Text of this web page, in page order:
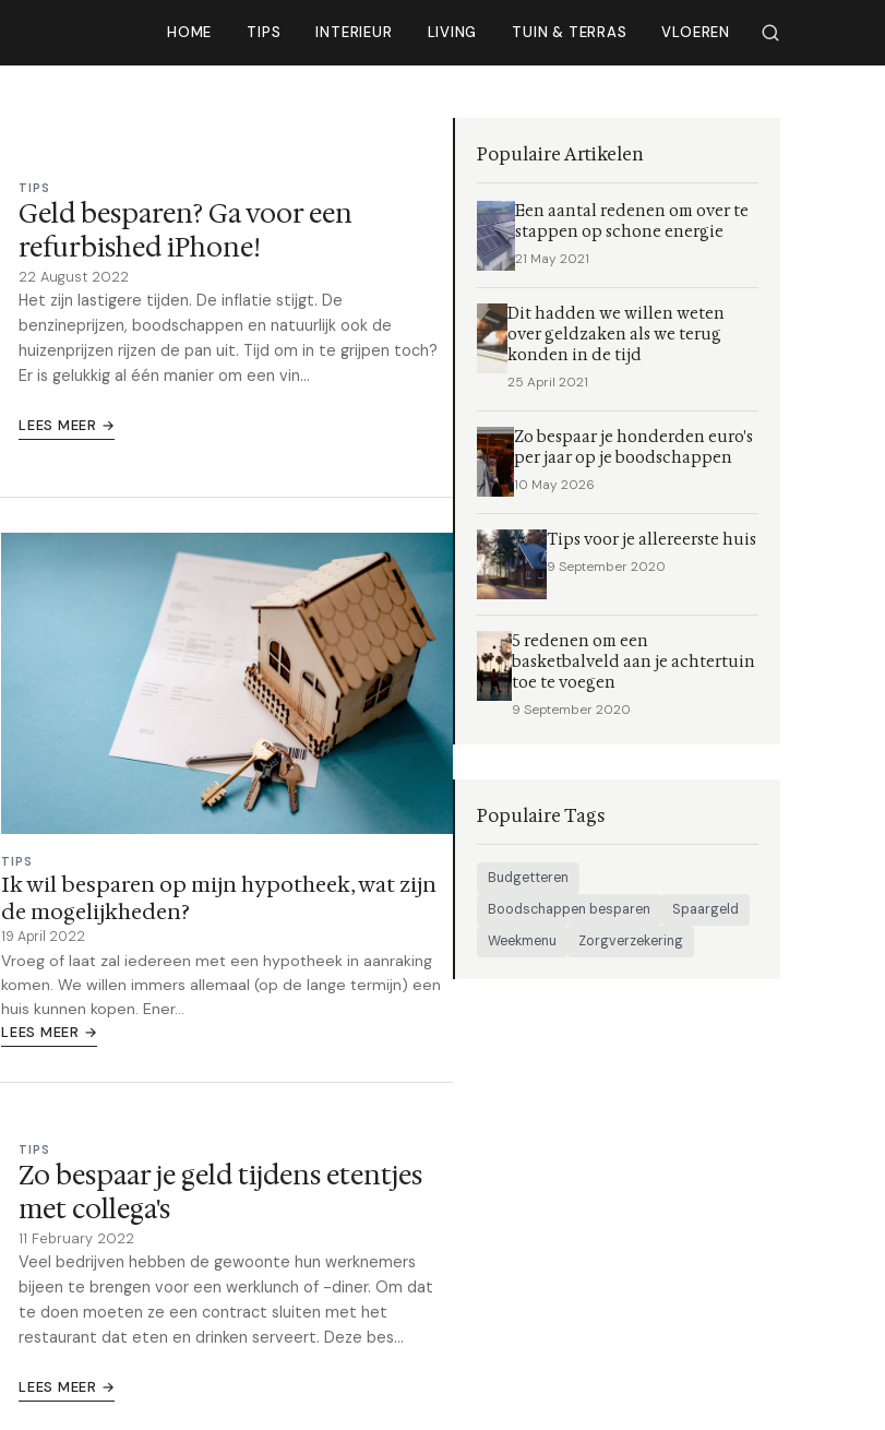
HOME TIPS INTERIEUR LIVING TUIN & TERRAS VLOEREN
TIPS
Geld besparen? Ga voor een
refurbished iPhone!
22 August 2022
Het zijn lastigere tijden. De inflatie stijgt. De
benzineprijzen, boodschappen en natuurlijk ook de
huizenprijzen rijzen de pan uit. Tijd om in te grijpen toch?
Er is gelukkig al één manier om een vin...
LEES MEER →
TIPS
Ik wil besparen op mijn hypotheek, wat zijn
de mogelijkheden?
19 April 2022
Vroeg of laat zal iedereen met een hypotheek in aanraking
komen. We willen immers allemaal (op de lange termijn) een
huis kunnen kopen. Ener...
LEES MEER →
TIPS
Zo bespaar je geld tijdens etentjes
met collega's
11 February 2022
Veel bedrijven hebben de gewoonte hun werknemers
bijeen te brengen voor een werklunch of -diner. Om dat
te doen moeten ze een contract sluiten met het
restaurant dat eten en drinken serveert. Deze bes...
LEES MEER →
Populaire Artikelen
Een aantal redenen om over te
stappen op schone energie
21 May 2021
Dit hadden we willen weten
over geldzaken als we terug
konden in de tijd
25 April 2021
Zo bespaar je honderden euro's
per jaar op je boodschappen
10 May 2026
Tips voor je allereerste huis
9 September 2020
5 redenen om een
basketbalveld aan je achtertuin
toe te voegen
9 September 2020
Populaire Tags
Budgetteren
Boodschappen besparen
Spaargeld
Weekmenu
Zorgverzekering